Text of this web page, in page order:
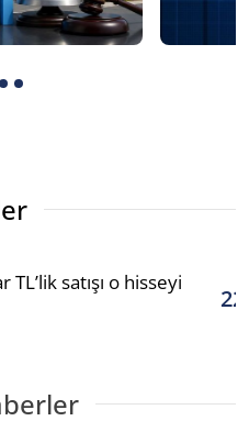
TL’lik satışı o hisseyi